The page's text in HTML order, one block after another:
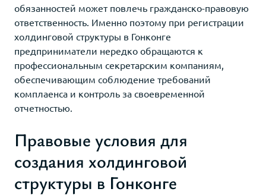
обязанностей может повлечь гражданско-правовую
ответственность. Именно поэтому при регистрации
холдинговой структуры в Гонконге
предприниматели нередко обращаются к
профессиональным секретарским компаниям,
обеспечивающим соблюдение требований
комплаенса и контроль за своевременной
отчетностью.
Правовые условия для
создания холдинговой
структуры в Гонконге